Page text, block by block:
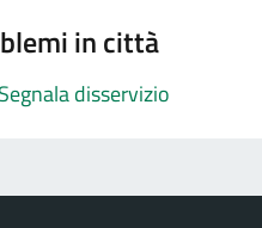
in città
Segnala disservizio